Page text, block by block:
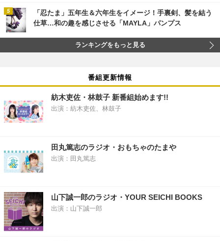
「忍たま」五年生＆六年生をイメージ！手裏剣、髪を結う
仕草…和の趣を感じさせる「MAYLA」パンプス
ランキングをもっと見る
番組更新情報
紡木吏佐・林鼓子 新番組始めます!!
出演：紡木吏佐、林鼓子
田丸篤志のラジオ・おもちゃのたまや
出演：田丸篤志
山下誠一郎のラジオ・YOUR SEICHI BOOKS
出演：山下誠一郎